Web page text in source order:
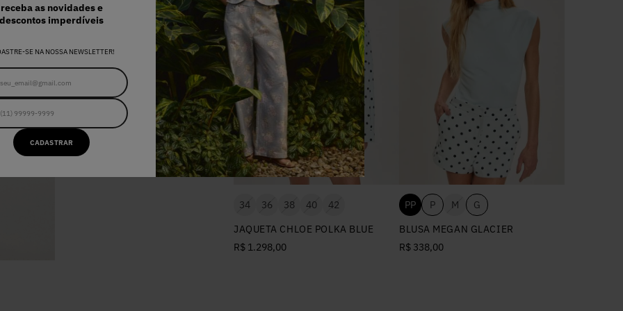
receba as novidades e
descontos imperdíveis
SE NA NOSSA NEWSLETTER!
CADASTRAR
SHORTS CHLOE POLKA BLUE
R$ 598,00
34 36 38 40
42
JAQUETA CHLOE POLKA BLUE
R$ 1.298,00
PP P M
G
BLUSA MEGAN GLACIER
R$ 338,00